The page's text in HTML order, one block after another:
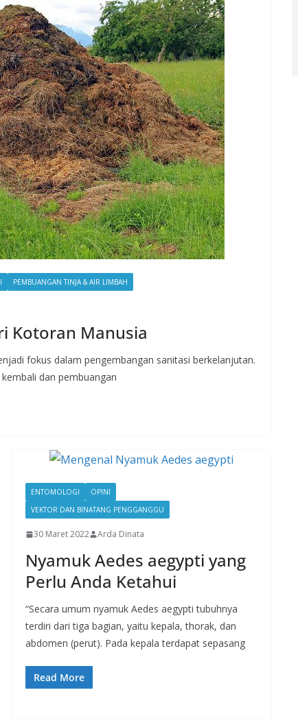
PEMBUANGAN TINJA & AIR LIMBAH
Kotoran Manusia
fokus dalam pengembangan sanitasi berkelanjutan.
dan pembuangan
ENTOMOLOGI
OPINI
VEKTOR DAN BINATANG PENGGANGGU
30 Maret 2022 Arda Dinata
Nyamuk Aedes aegypti yang
Perlu Anda Ketahui
“Secara umum nyamuk Aedes aegypti tubuhnya
terdiri dari tiga bagian, yaitu kepala, thorak, dan
abdomen (perut). Pada kepala terdapat sepasang
Read More